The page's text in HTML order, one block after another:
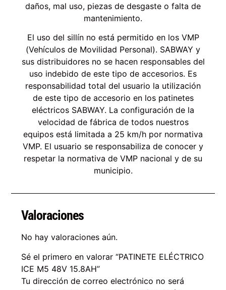
daños, mal uso, piezas de desgaste o falta de
mantenimiento.
El uso del sillín no está permitido en los VMP
(Vehículos de Movilidad Personal). SABWAY y
sus distribuidores no se hacen responsables del
uso indebido de este tipo de accesorios. Es
responsabilidad total del usuario la utilización
de este tipo de accesorio en los patinetes
eléctricos SABWAY. La configuración de la
velocidad de fábrica de todos nuestros
equipos está limitada a 25 km/h por normativa
VMP. El usuario se responsabiliza de conocer y
respetar la normativa de VMP nacional y de su
municipio.
Valoraciones
No hay valoraciones aún.
Sé el primero en valorar “PATINETE ELÉCTRICO
ICE M5 48V 15.8AH”
Tu dirección de correo electrónico no será